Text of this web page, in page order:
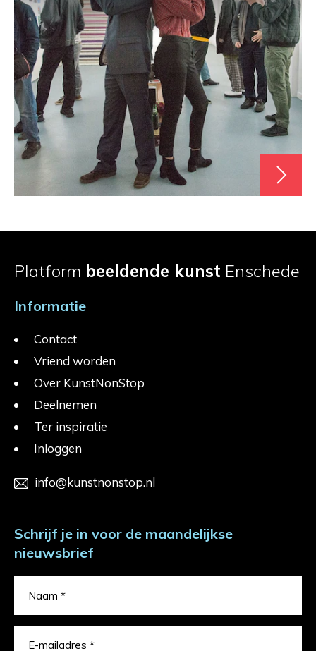
Platform beeldende kunst Enschede
Informatie
Contact
Vriend worden
Over KunstNonStop
Deelnemen
Ter inspiratie
Inloggen
info@kunstnonstop.nl
Schrijf je in voor de maandelijkse
nieuwsbrief